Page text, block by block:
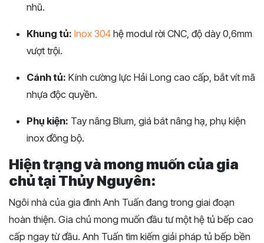
nhũ.
Khung tủ: Inox 304 hệ modul rời CNC, độ dày 0,6mm
vượt trội.
Cánh tủ: Kính cường lực Hải Long cao cấp, bắt vít mã
nhựa độc quyền.
Phụ kiện: Tay nâng Blum, giá bát nâng hạ, phụ kiện
inox đồng bộ.
Hiện trạng và mong muốn của gia
chủ tại Thủy Nguyên:
Ngôi nhà của gia đình Anh Tuấn đang trong giai đoạn
hoàn thiện. Gia chủ mong muốn đầu tư một hệ tủ bếp cao
cấp ngay từ đầu. Anh Tuấn tìm kiếm giải pháp tủ bếp bền